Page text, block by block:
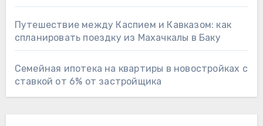
Путешествие между Каспием и Кавказом: как
спланировать поездку из Махачкалы в Баку
Семейная ипотека на квартиры в новостройках с
ставкой от 6% от застройщика